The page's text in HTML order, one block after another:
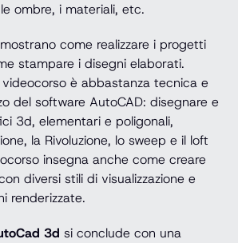
ombre, i materiali, etc.
come realizzare i progetti
stampare i disegni elaborati.
è abbastanza tecnica e
del software AutoCAD: disegnare e
3d, elementari e poligonali,
la Rivoluzione, lo sweep e il loft
insegna anche come creare
diversi stili di visualizzazione e
renderizzate.
3d si conclude con una